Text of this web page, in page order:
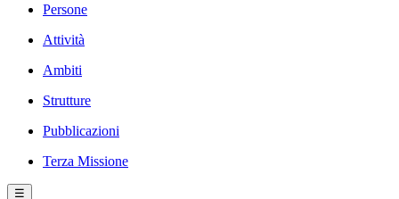
Persone
Attività
Ambiti
Strutture
Pubblicazioni
Terza Missione
☰